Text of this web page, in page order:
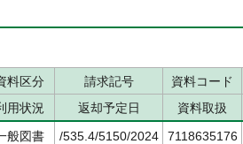
料区分 請求記号
資料コード
用状況 返却予定日
資料取扱
般図書 /535.4/5150/2024
7118635176